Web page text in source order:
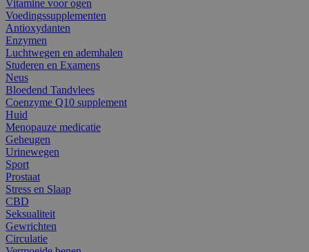
Vitamine voor ogen
Voedingssupplementen
Antioxydanten
Enzymen
Luchtwegen en ademhalen
Studeren en Examens
Neus
Bloedend Tandvlees
Coenzyme Q10 supplement
Huid
Menopauze medicatie
Geheugen
Urinewegen
Sport
Prostaat
Stress en Slaap
CBD
Seksualiteit
Gewrichten
Circulatie